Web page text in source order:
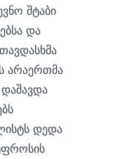
შტაბი
და
არაერთმა
დედა